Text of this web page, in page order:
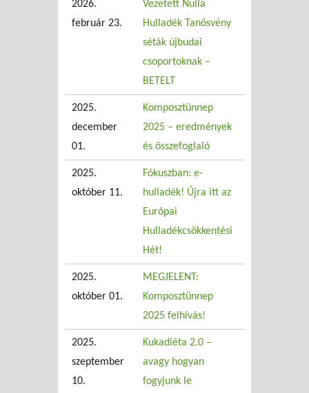
2026.
február 23.
Vezetett Nulla
Hulladék Tanösvény
séták újbudai
csoportoknak –
BETELT
2025.
december
01.
Komposztünnep
2025 – eredmények
és összefoglaló
2025.
október 11.
Fókuszban: e-
hulladék! Újra itt az
Európai
Hulladékcsökkentési
Hét!
2025.
október 01.
MEGJELENT:
Komposztünnep
2025 felhívás!
2025.
szeptember
10.
Kukadiéta 2.0 –
avagy hogyan
fogyjunk le